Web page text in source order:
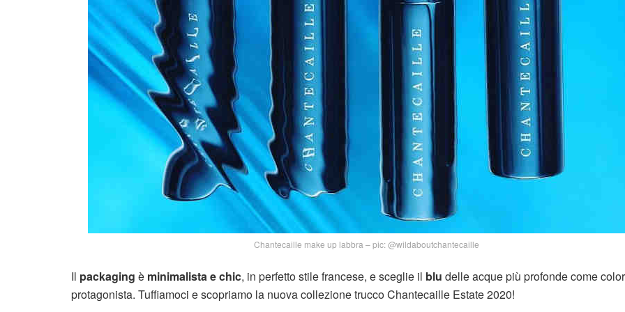
Chantecaille make up labbra – pic: @wildaboutchantecaille
Il packaging è minimalista e chic, in perfetto stile francese, e sceglie il blu delle acque più profonde come
protagonista. Tuffiamoci e scopriamo la nuova collezione trucco Chantecaille Estate 2020!